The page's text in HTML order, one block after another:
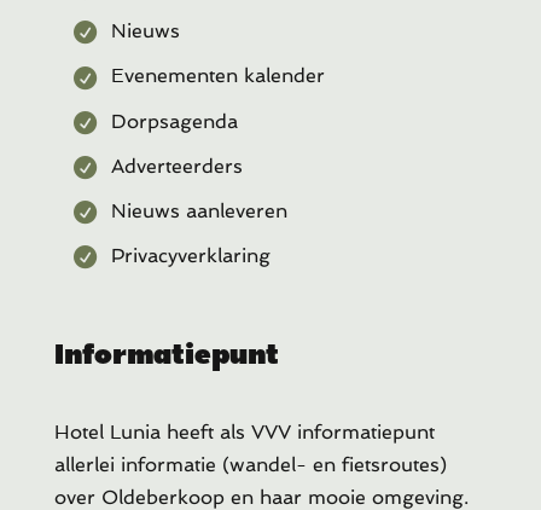
Nieuws
Evenementen kalender
Dorpsagenda
Adverteerders
Nieuws aanleveren
Privacyverklaring
Informatiepunt
Hotel Lunia heeft als VVV informatiepunt
allerlei informatie (wandel- en fietsroutes)
over Oldeberkoop en haar mooie omgeving.